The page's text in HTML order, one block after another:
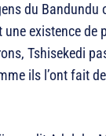
du Bandundu
existence de
Tshisekedi
ils l’ont fait